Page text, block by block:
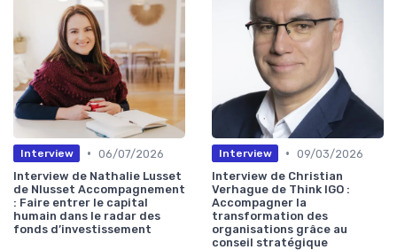
Interview • 06/07/2026
Interview de Nathalie Lusset
de Nlusset Accompagnement
: Faire entrer le capital
humain dans le radar des
fonds d’investissement
Interview • 09/03/2026
Interview de Christian
Verhague de Think IGO :
Accompagner la
transformation des
organisations grâce au
conseil stratégique